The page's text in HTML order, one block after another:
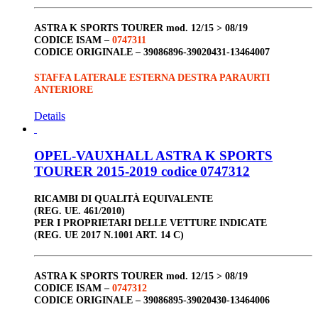
ASTRA K SPORTS TOURERmod. 12/15 > 08/19
CODICE ISAM – 0747311
CODICE ORIGINALE – 39086896-39020431-13464007
STAFFA LATERALE ESTERNA DESTRA PARAURTI
ANTERIORE
Details
OPEL-VAUXHALL ASTRA K SPORTS
TOURER 2015-2019 codice 0747312
RICAMBI DI QUALITÀ EQUIVALENTE
(REG. UE. 461/2010)
PER I PROPRIETARI DELLE VETTURE INDICATE
(REG. UE 2017 N.1001 ART. 14 C)
ASTRA K SPORTS TOURER mod. 12/15 > 08/19
CODICE ISAM – 0747312
CODICE ORIGINALE – 39086895-39020430-13464006